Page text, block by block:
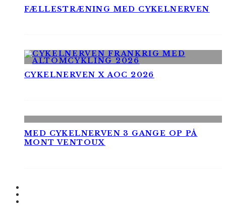
FÆLLESTRÆNING MED CYKELNERVEN
CYKELNERVEN X AOC 2026
MED CYKELNERVEN 3 GANGE OP PÅ
MONT VENTOUX